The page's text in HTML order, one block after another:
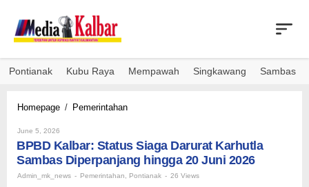
content
Pontianak Kubu Raya Mempawah Singkawang Sambas
Homepage / PemerintahanBPBD
Siaga
Darurat
Karhutla
Sambas
June 5, 2026
BPBD Kalbar: Status Siaga Darurat Karhutla
Sambas Diperpanjang hingga 20 Juni 2026
Admin_mk_news - Pemerintahan Pontianak - 26 Views